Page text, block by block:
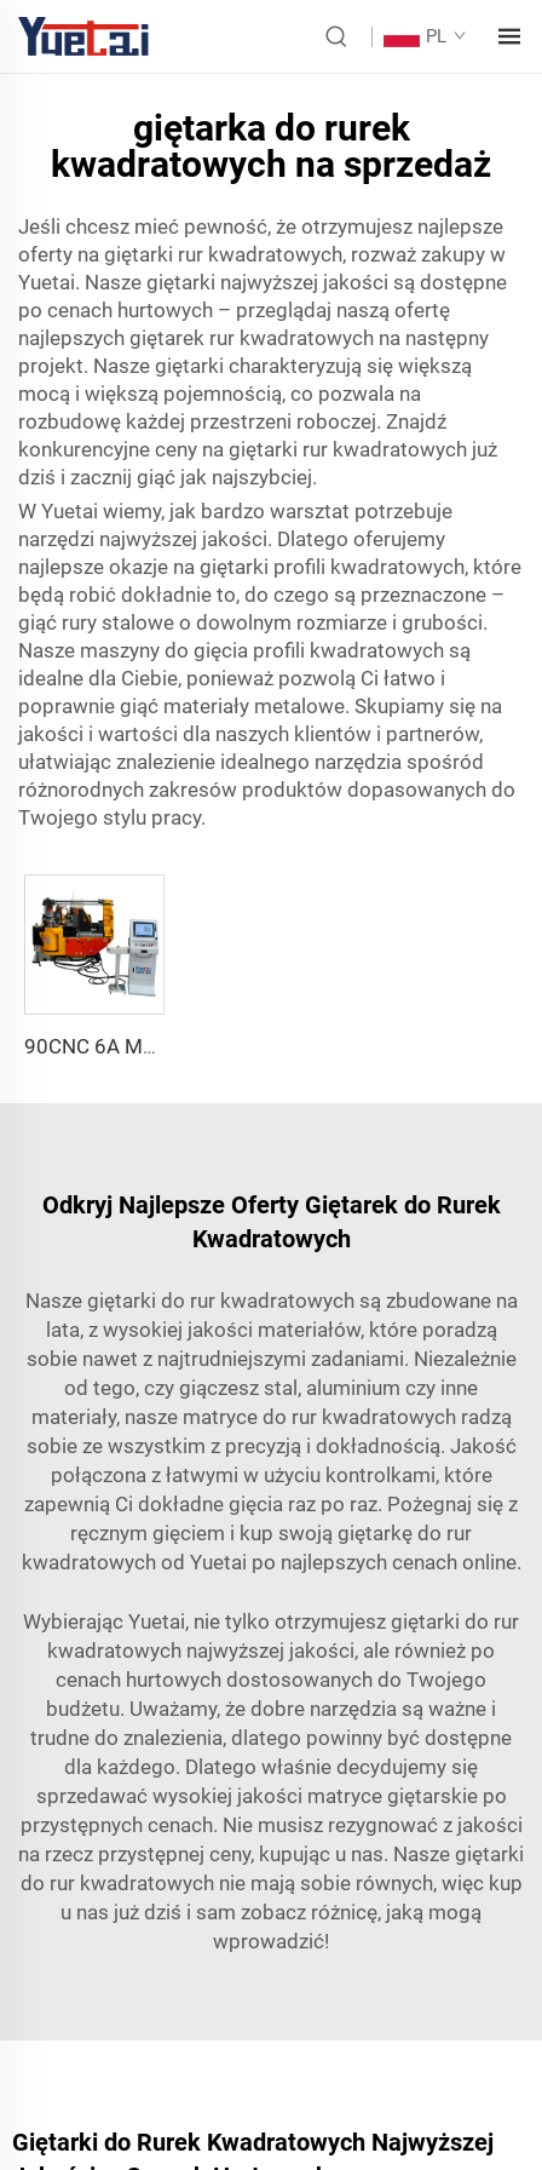
PL
giętarka do rurek
kwadratowych na sprzedaż
Jeśli chcesz mieć pewność, że otrzymujesz najlepsze
oferty na giętarki rur kwadratowych, rozważ zakupy w
Yuetai. Nasze giętarki najwyższej jakości są dostępne
po cenach hurtowych – przeglądaj naszą ofertę
najlepszych giętarek rur kwadratowych na następny
projekt. Nasze giętarki charakteryzują się większą
mocą i większą pojemnością, co pozwala na
rozbudowę każdej przestrzeni roboczej. Znajdź
konkurencyjne ceny na giętarki rur kwadratowych już
dziś i zacznij giąć jak najszybciej.
W Yuetai wiemy, jak bardzo warsztat potrzebuje
narzędzi najwyższej jakości. Dlatego oferujemy
najlepsze okazje na giętarki profili kwadratowych, które
będą robić dokładnie to, do czego są przeznaczone –
giąć rury stalowe o dowolnym rozmiarze i grubości.
Nasze maszyny do gięcia profili kwadratowych są
idealne dla Ciebie, ponieważ pozwolą Ci łatwo i
poprawnie giąć materiały metalowe. Skupiamy się na
jakości i wartości dla naszych klientów i partnerów,
ułatwiając znalezienie idealnego narzędzia spośród
różnorodnych zakresów produktów dopasowanych do
Twojego stylu pracy.
90CNC 6A MS CNC Giętarka rur żeliwnych prostokątnych z silnikiem
Odkryj Najlepsze Oferty Giętarek do Rurek
Kwadratowych
Nasze giętarki do rur kwadratowych są zbudowane na
lata, z wysokiej jakości materiałów, które poradzą
sobie nawet z najtrudniejszymi zadaniami. Niezależnie
od tego, czy giączesz stal, aluminium czy inne
materiały, nasze matryce do rur kwadratowych radzą
sobie ze wszystkim z precyzją i dokładnością. Jakość
połączona z łatwymi w użyciu kontrolkami, które
zapewnią Ci dokładne gięcia raz po raz. Pożegnaj się z
ręcznym gięciem i kup swoją giętarkę do rur
kwadratowych od Yuetai po najlepszych cenach online.
Wybierając Yuetai, nie tylko otrzymujesz giętarki do rur
kwadratowych najwyższej jakości, ale również po
cenach hurtowych dostosowanych do Twojego
budżetu. Uważamy, że dobre narzędzia są ważne i
trudne do znalezienia, dlatego powinny być dostępne
dla każdego. Dlatego właśnie decydujemy się
sprzedawać wysokiej jakości matryce giętarskie po
przystępnych cenach. Nie musisz rezygnować z jakości
na rzecz przystępnej ceny, kupując u nas. Nasze giętarki
do rur kwadratowych nie mają sobie równych, więc kup
u nas już dziś i sam zobacz różnicę, jaką mogą
wprowadzić!
Giętarki do Rurek Kwadratowych Najwyższej